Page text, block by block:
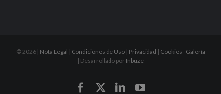
©2026 | Nota Legal | Condiciones de Uso| Privacidad | Cookies | Galería
| Desarrollado por Inbuze
FacebookLinkedInYouTube